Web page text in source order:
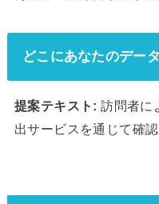
どこにあなたのデー
提案テキスト:訪問者に
出サービスを通じて確